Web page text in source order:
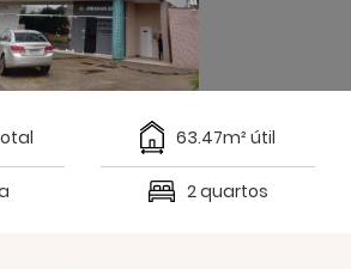
Sobre a Séculus
Contato
63.47m² útil
2 quartos